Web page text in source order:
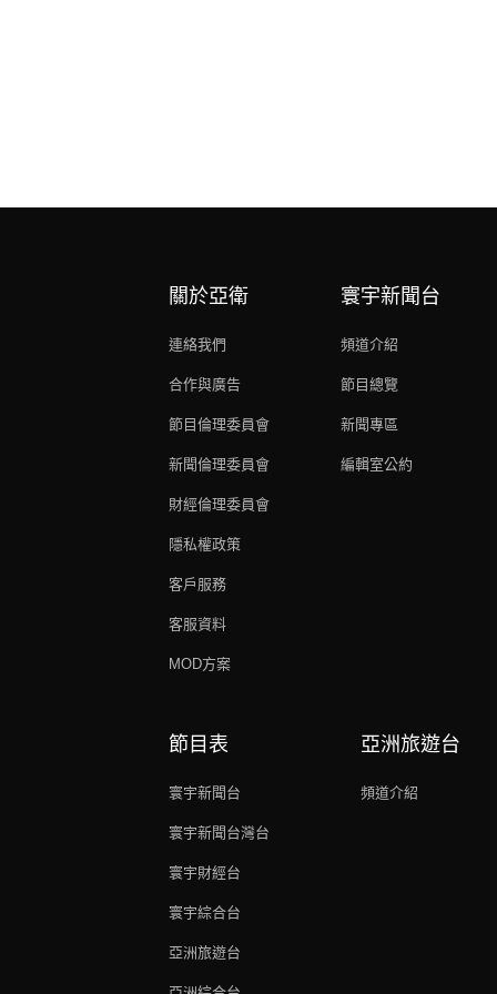
關於亞衛
連絡我們
合作與廣告
節目倫理委員會
新聞倫理委員會
財經倫理委員會
隱私權政策
客戶服務
客服資料
MOD方案
寰宇新聞台
頻道介紹
節目總覽
新聞專區
編輯室公約
節目表
寰宇新聞台
寰宇新聞台灣台
寰宇財經台
寰宇綜合台
亞洲旅遊台
亞洲旅遊台
頻道介紹